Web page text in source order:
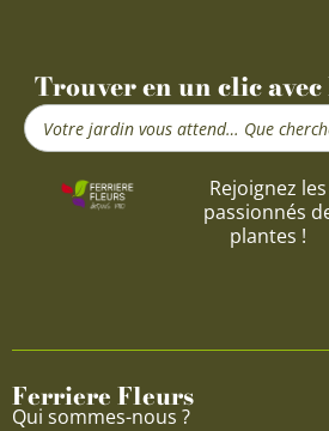
Trouver en un clic
Search
...
Rejoignez les
passionnés
plantes !
Ferriere Fleurs
Qui sommes-nous ?